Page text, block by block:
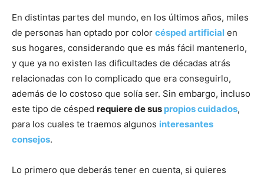
En distintas partes del mundo, en los últimos años, miles
de personas han optado por color césped artificial en
sus hogares, considerando que es más fácil mantenerlo,
y que ya no existen las dificultades de décadas atrás
relacionadas con lo complicado que era conseguirlo,
además de lo costoso que solía ser. Sin embargo, incluso
este tipo de césped requiere de sus propios cuidados,
para los cuales te traemos algunos interesantes
consejos.
Lo primero que deberás tener en cuenta, si quieres